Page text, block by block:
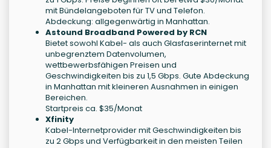
mit Bündelangeboten für TV und Telefon.
Abdeckung: allgegenwärtig in Manhattan.
Astound Broadband Powered by RCN
Bietet sowohl Kabel- als auch Glasfaserinternet mit
unbegrenztem Datenvolumen,
wettbewerbsfähigen Preisen und
Geschwindigkeiten bis zu 1,5 Gbps. Gute Abdeckung
in Manhattan mit kleineren Ausnahmen in einigen
Bereichen.
Startpreis ca. $35/Monat
Xfinity
Kabel-Internetprovider mit Geschwindigkeiten bis
zu 2 Gbps und Verfügbarkeit in den meisten Teilen